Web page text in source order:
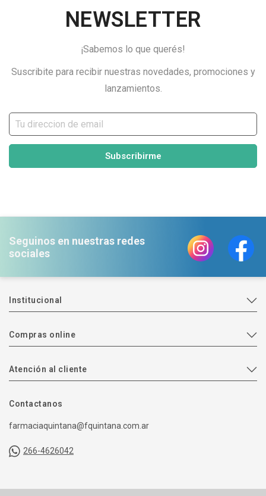
NEWSLETTER
¡Sabemos lo que querés!
Suscribite para recibir nuestras novedades, promociones y
lanzamientos.
Subscribirme
Seguinos en nuestras redes
sociales
Institucional
Compras online
Atención al cliente
Contactanos
farmaciaquintana@fquintana.com.ar
266-4626042